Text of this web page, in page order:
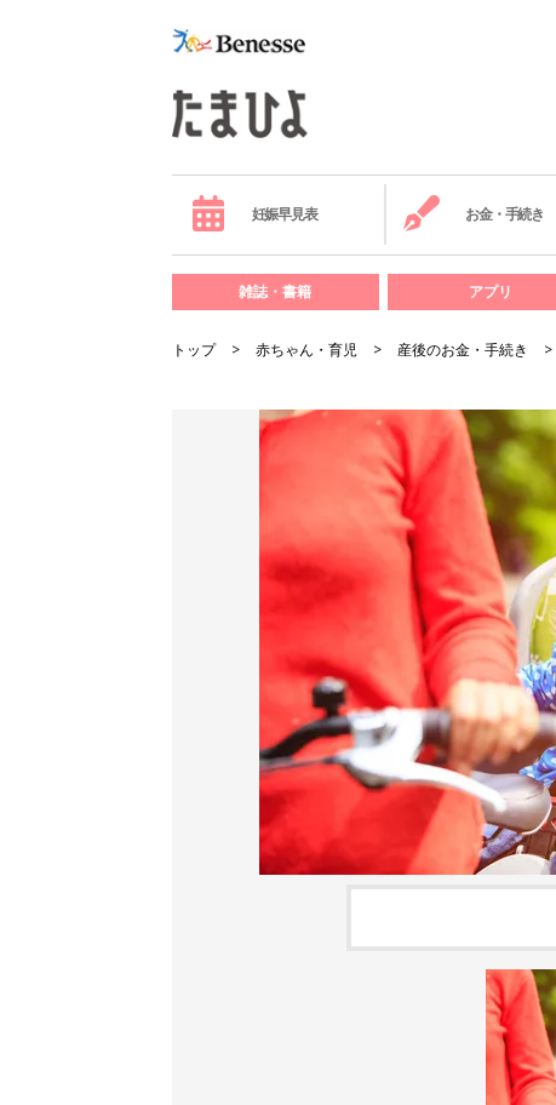
妊娠早見表 お金・手続き
雑誌・書籍 アプリ
トップ 赤ちゃん・育児 産後のお金・手続き